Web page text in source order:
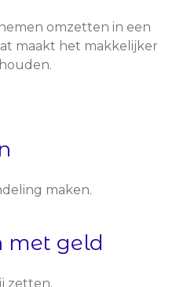
omzetten in een
maakt het makkelijker
maken.
met geld
zetten.